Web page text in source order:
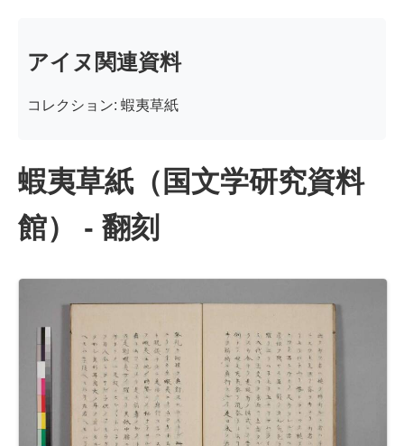
アイヌ関連資料
コレクション: 蝦夷草紙
蝦夷草紙（国文学研究資料
館） - 翻刻